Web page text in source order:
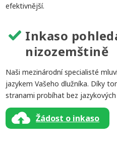
efektivnější.
Inkaso
nizozemštině
Naši mezinárodní specialisté
jazykem Vašeho dlužníka. Díky
stranami probíhat bez jazykových
Žádost o inkaso